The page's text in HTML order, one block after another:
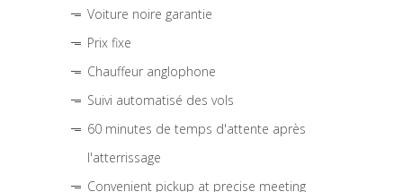
Voiture noire garantie
Prix fixe
Chauffeur anglophone
Suivi automatisé des vols
60 minutes de temps d'attente après
l'atterrissage
Convenient pickup at precise meeting